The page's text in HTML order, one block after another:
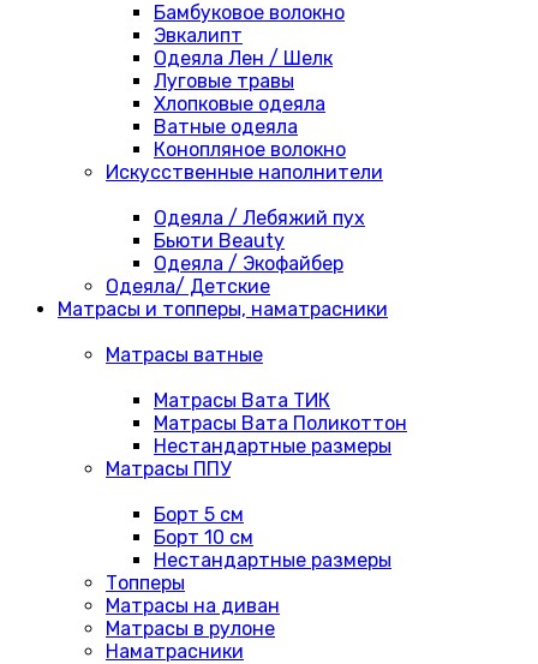
Бамбуковое волокно
Эвкалипт
Одеяла Лен / Шелк
Луговые травы
Хлопковые одеяла
Ватные одеяла
Конопляное волокно
Искусственные наполнители
Одеяла / Лебяжий пух
Бьюти Beauty
Одеяла / Экофайбер
Одеяла/ Детские
Матрасы и топперы, наматрасники
Матрасы ватные
Матрасы Вата ТИК
Матрасы Вата Поликоттон
Нестандартные размеры
Матрасы ППУ
Борт 5 см
Борт 10 см
Нестандартные размеры
Топперы
Матрасы на диван
Матрасы в рулоне
Наматрасники